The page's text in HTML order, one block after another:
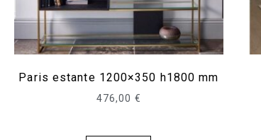
Paris estante 1200×350 h1800 mm
476,00 €